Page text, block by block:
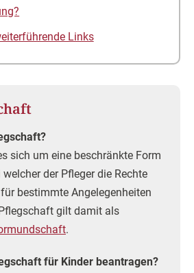
Links
sich um eine beschränkte Form
der Pfleger die Rechte
bestimmte Angelegenheiten
gilt damit als
.
für Kinder beantragen?